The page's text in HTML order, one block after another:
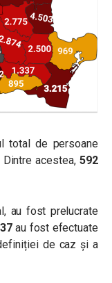
total de persoane
Dintre acestea,592
au fost prelucrate
au fost efectuate
de caz și a